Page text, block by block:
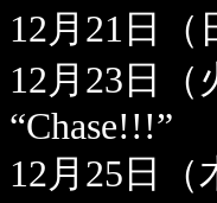
12月21日（
12月23日（
“Chase!!!”
12月25日（